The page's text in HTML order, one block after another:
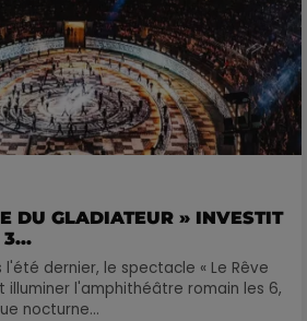
DU GLADIATEUR » INVESTIT
3...
dernier, le spectacle « Le Rêve
illuminer l'amphithéâtre romain les 6,
nocturne...